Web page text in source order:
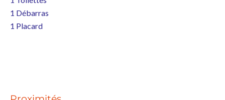
1 Débarras
1 Placard